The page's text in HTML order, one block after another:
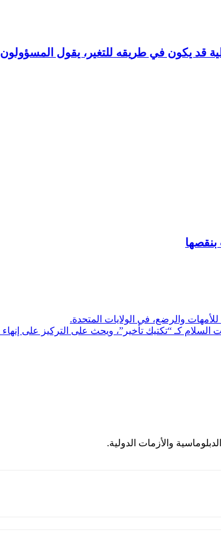
قد يكون في طريقه للتغير، يقول المسؤولون
بنقصها
للأمهات والرضع، في الولايات المتحدة.
والأزمات الدولية.